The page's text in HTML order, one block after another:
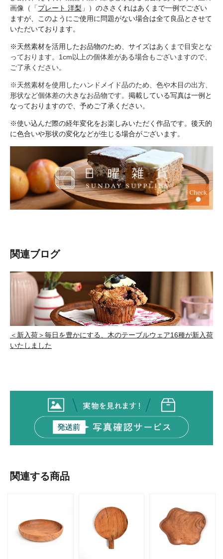
画像（「プレート 洋梨 」）のささくれはあくまで一例でござい
ますが、このようにご使用に問題がない場合は全て良品とさせて
いただいております。
※天然素材を活用したお品物のため、サイズはあくまで目安とな
っております。1cm以上の個体差がある場合もございますので、
ご了承ください。
※天然素材を使用したハンドメイド品のため、色や木目の出方、
形状など個体差の大きなお品物です。 掲載している写真は一例と
なっておりますので、予めご了承ください。
※使い込んだ際の経年変化をお楽しみいただく作品です。後天的
に色合いや形状の変化などが生じる場合がございます。
関連ブログ
＜新入荷＞毎日を豊かにする、木のテーブルウェア16種が新入荷
いたしました
関連する商品